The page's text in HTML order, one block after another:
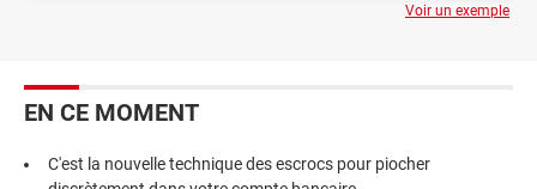
Voir un exemple
EN CE MOMENT
C'est la nouvelle technique des escrocs pour piocher